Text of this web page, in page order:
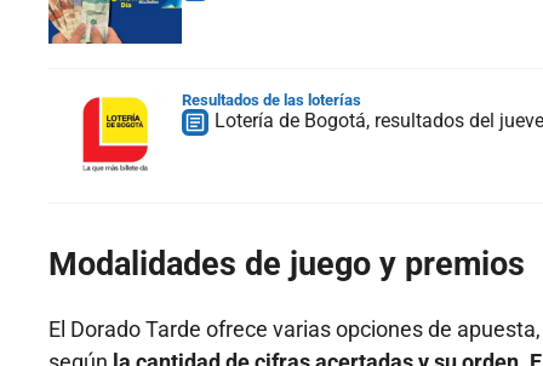
Resultados de las loterías
Lotería de Bogotá, resultados del
Modalidades de juego y premios
El Dorado Tarde ofrece varias opciones de